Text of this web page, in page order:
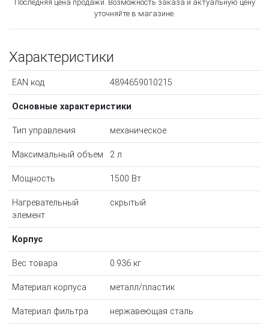
Последняя цена продажи. Возможность заказа и актуальную цену
уточняйте в магазине.
Характеристики
EAN код 4894659010215
Основные характеристики
Тип управления механическое
Максимальный объем 2 л
Мощность 1500 Вт
Нагревательный
элемент
скрытый
Корпус
Вес товара 0.936 кг
Материал корпуса металл/пластик
Материал фильтра нержавеющая сталь